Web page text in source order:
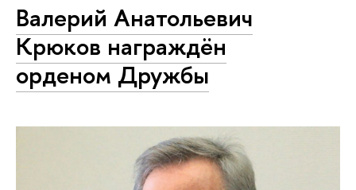
Валерий Анатольевич
Крюков награждён
орденом Дружбы